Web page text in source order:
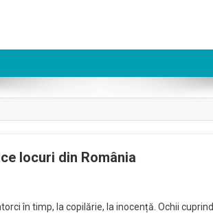
locuri din România
în timp, la copilărie, la inocență. Ochii cuprind